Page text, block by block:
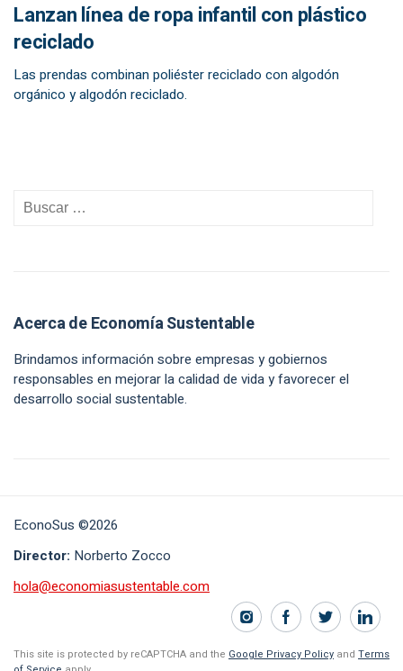
Lanzan línea de ropa infantil con plástico
reciclado
Las prendas combinan poliéster reciclado con algodón
orgánico y algodón reciclado.
Acerca de Economía Sustentable
Brindamos información sobre empresas y gobiernos
responsables en mejorar la calidad de vida y favorecer el
desarrollo social sustentable.
EconoSus ©2026
Director: Norberto Zocco
hola@economiasustentable.com
This site is protected by reCAPTCHA and the Google Privacy Policy and Terms